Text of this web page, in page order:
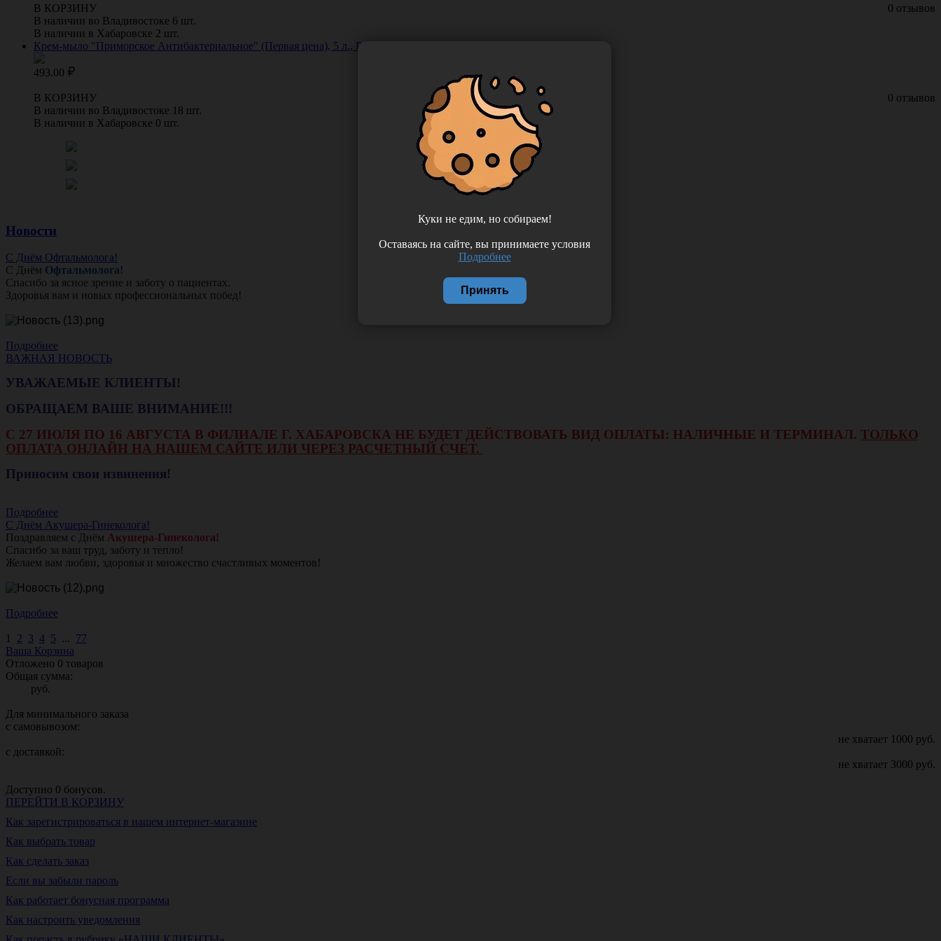
0 отзывов
В КОРЗИНУ
В наличии во Владивостоке 6 шт.
В наличии в Хабаровске 2 шт.
Крем-мыло "Приморское Антибактериальное" (Первая цена), 5 л., Россия (ИП Кутузов В.В.)
493.00
0 отзывов
В КОРЗИНУ
В наличии во Владивостоке 18 шт.
В наличии в Хабаровске 0 шт.
Новости
С Днём Офтальмолога!
С Днём Офтальмолога!
Спасибо за ясное зрение и заботу о пациентах.
Здоровья вам и новых профессиональных побед!
Подробнее
ВАЖНАЯ НОВОСТЬ
УВАЖАЕМЫЕ КЛИЕНТЫ!
ОБРАЩАЕМ ВАШЕ ВНИМАНИЕ!!!
С 27 ИЮЛЯ ПО 16 АВГУСТА В ФИЛИАЛЕ Г. ХАБАРОВСКА НЕ БУДЕТ ДЕЙСТВОВАТЬ ВИД ОПЛАТЫ: НАЛИЧНЫЕ И ТЕРМИНАЛ. ТОЛЬКО
ОПЛАТА ОНЛАЙН НА НАШЕМ САЙТЕ ИЛИ ЧЕРЕЗ РАСЧЕТНЫЙ СЧЕТ.
Приносим свои извинения!
Подробнее
С Днём Акушера-Гинеколога!
Поздравляем с Днём Акушера-Гинеколога!
Спасибо за ваш труд, заботу и тепло!
Желаем вам любви, здоровья и множество счастливых моментов!
Подробнее
1 2 3 4 5 ... 77
Ваша Корзина
Отложено 0 товаров
Общая сумма:
руб.
Для минимального заказа
с самовывозом:
не хватает 1000 руб.
с доставкой:
не хватает 3000 руб.
Доступно 0 бонусов.
ПЕРЕЙТИ В КОРЗИНУ
Как зарегистрироваться в нашем интернет-магазине
Как выбрать товар
Как сделать заказ
Если вы забыли пароль
Как работает бонусная программа
Как настроить уведомления
Куки не едим, но собираем!
Оставаясь на сайте, вы принимаете условия
Подробнее
Принять